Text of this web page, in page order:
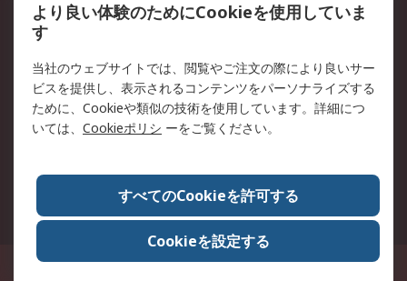
クッキーポリシー
RSについて
会社概要
採用情報
プレスリリース＆お知ら
コーポレートサイト
全世界のRS
RSの歴史
ESGへの取り組み（英語）
認証について
〒240-0005 神奈川県横浜市保土ヶ谷区神戸町134番地 横浜ビジネスパーク ウ
より良い体験のためにCookieを使用していま
す
当社のウェブサイトでは、閲覧やご注文の際により良いサー
ビスを提供し、表示されるコンテンツをパーソナライズする
ために、Cookieや類似の技術を使用しています。詳細につ
いては、 Cookieポリシ ーをご覧ください。
すべてのCookieを許可する
Cookieを設定する